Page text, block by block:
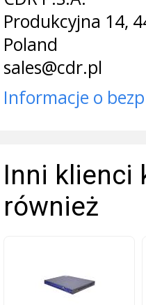
Produkcyjna 14,
Poland
sales@cdr.pl
Informacje o
Inni klienci
również